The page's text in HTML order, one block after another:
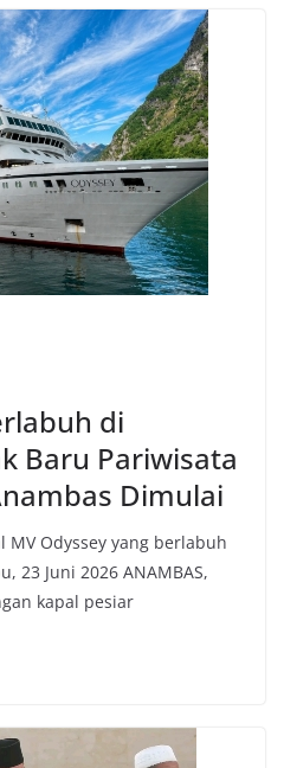
di
Baru Pariwisata
Dimulai
Odyssey yang berlabuh
23 Juni 2026 ANAMBAS,
kapal pesiar